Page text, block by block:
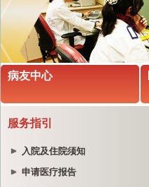
病友中心
服务指引
入院及住院须知
申请医疗报告